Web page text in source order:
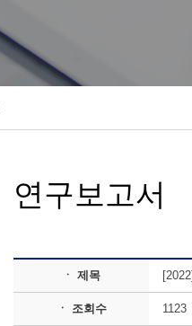
연구보고서
ㆍ 제목
ㆍ 조회수 1123